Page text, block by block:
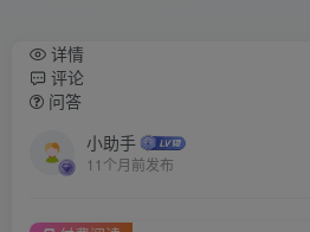
详情
评论
问答
小助手
11个月前发布